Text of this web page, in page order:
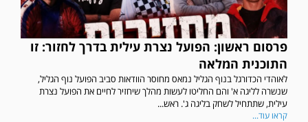
פרסום ראשון: הפועל נצרת עילית בדרך לחזור: זו
התוכנית המלאה
לאוהדי הכדורגל בנוף הגליל נמאס מחוסר הוודאות סביב הפועל נוף הגליל,
שנשרה לליגה א' והם החליטו לעשות מהלך שיחזיר לחיים את הפועל נצרת
עילית, שתתחיל לשחק בליגה ג'. ראש...
קראו עוד...